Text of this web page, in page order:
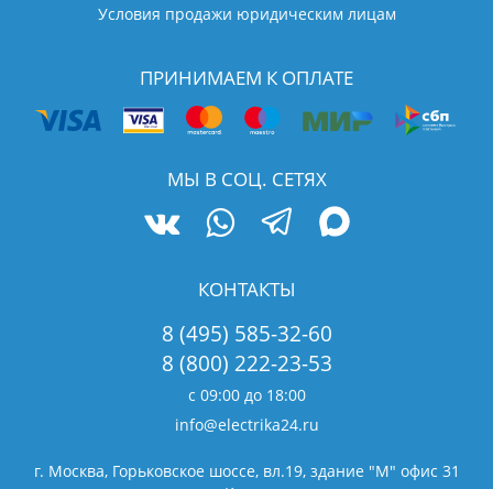
Условия продажи юридическим лицам
ПРИНИМАЕМ К ОПЛАТЕ
МЫ В СОЦ. СЕТЯХ
КОНТАКТЫ
8 (495) 585-32-60
8 (800) 222-23-53
с 09:00 до 18:00
info@electrika24.ru
г. Москва, Горьковское шоссе, вл.19, здание "М" офис 31